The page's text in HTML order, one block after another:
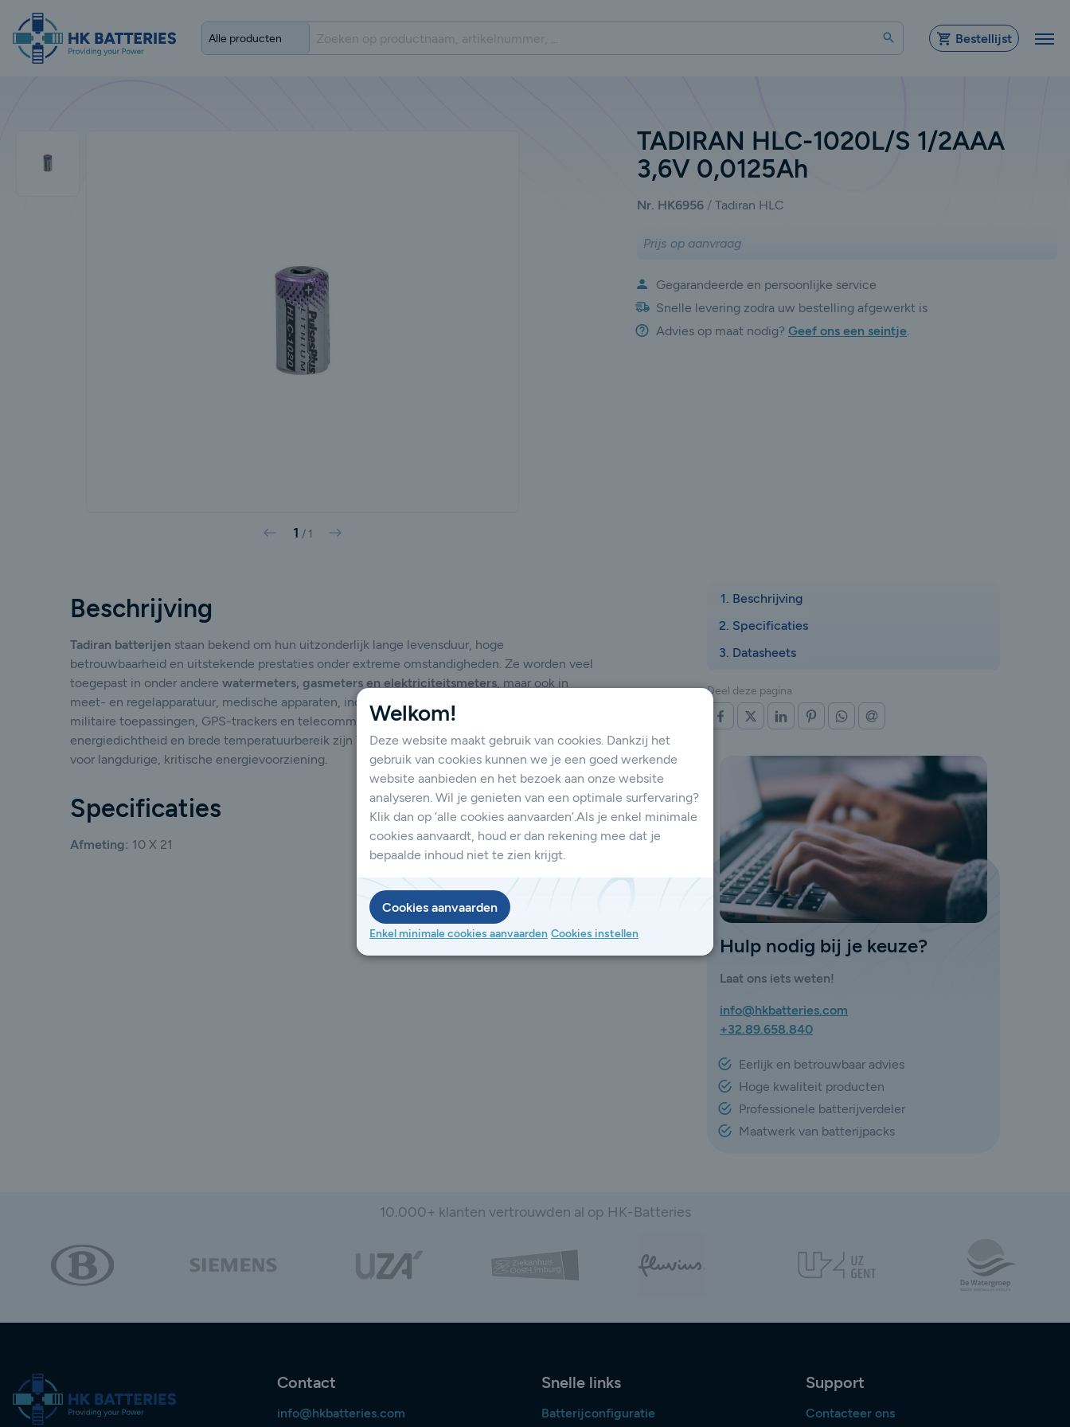
Zoeken Bestellijst
TADIRAN HLC-1020L/S 1/2AAA
3,6V 0,0125Ah
Nr. HK6956 Tadiran HLC
Prijs op aanvraag
Gegarandeerde en persoonlijke service
Snelle levering zodra uw bestelling afgewerkt is
Advies op maat nodig? Geef ons een seintje.
Vorige
1 / 1 Volgende
Beschrijving
Tadiran batterijen staan bekend om hun uitzonderlijk lange levensduur, hoge
betrouwbaarheid en uitstekende prestaties onder extreme omstandigheden. Ze worden veel
toegepast in onder andere watermeters, gasmeters en elektriciteitsmeters, maar ook in
meet- en regelapparatuur, medische apparaten, industriële sensoren, veiligheidssystemen,
militaire toepassingen, GPS-trackers en telecommunicatie. Dankzij hun hoge
energiedichtheid en brede temperatuurbereik zijn Tadiran lithiumbatterijen de ideale keuze
voor langdurige, kritische energievoorziening.
Specificaties
Afmeting: 10 X 21
Beschrijving
Specificaties
Datasheets
Deel deze pagina
OP FACEBOOK
OP X (TWITTER)
OP LINKEDINOP PINTERESTOP WHATSAPP
Hulp nodig bij je keuze?
Laat ons iets weten!
info@hkbatteries.com
+32.89.658.840
Eerlijk en betrouwbaar advies
Hoge kwaliteit producten
Professionele batterijverdeler
Maatwerk van batterijpacks
10.000+ klanten vertrouwden al op HK-Batteries
Contact
info@hkbatteries.com
Snelle links
Batterijconfiguratie
Support
Contacteer ons
Welkom!
Deze website maakt gebruik van cookies. Dankzij het
gebruik van cookies kunnen we je een goed werkende
website aanbieden en het bezoek aan onze website
analyseren. Wil je genieten van een optimale surfervaring?
Klik dan op ‘alle cookies aanvaarden’.Als je enkel minimale
cookies aanvaardt, houd er dan rekening mee dat je
bepaalde inhoud niet te zien krijgt.
Cookies aanvaarden
Enkel minimale cookies aanvaarden Cookies instellen